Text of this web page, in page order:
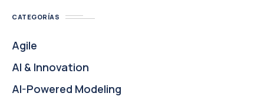
CATEGORÍAS
Agile
AI & Innovation
AI-Powered Modeling